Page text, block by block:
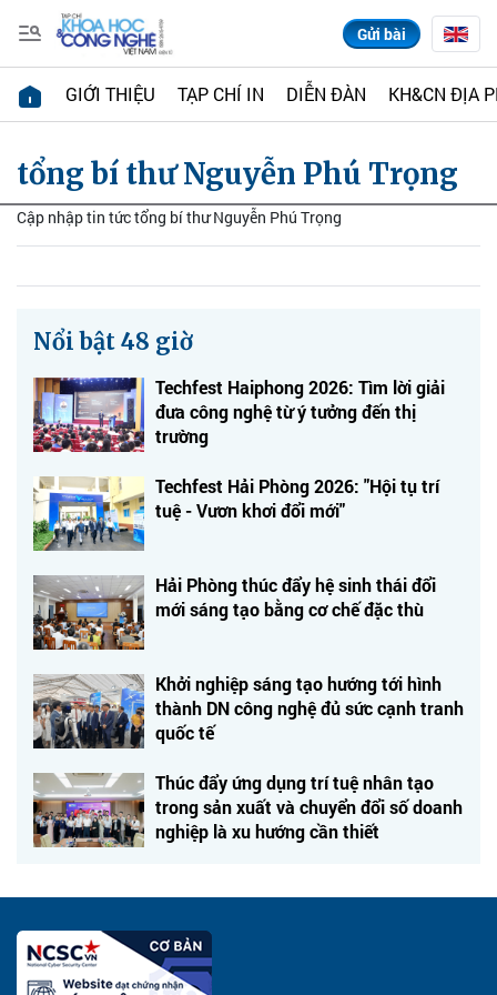
Gửi bài
GIỚI THIỆU TẠP CHÍ IN DIỄN ĐÀN KH&CN ĐỊA
tổng bí thư Nguyễn Phú Trọng
Cập nhập tin tức tổng bí thư Nguyễn Phú Trọng
Nổi bật 48 giờ
Techfest Haiphong 2026: Tìm lời giải
đưa công nghệ từ ý tưởng đến thị
trường
Techfest Hải Phòng 2026: "Hội tụ trí
tuệ - Vươn khơi đổi mới"
Hải Phòng thúc đẩy hệ sinh thái đổi
mới sáng tạo bằng cơ chế đặc thù
Khởi nghiệp sáng tạo hướng tới hình
thành DN công nghệ đủ sức cạnh tranh
quốc tế
Thúc đẩy ứng dụng trí tuệ nhân tạo
trong sản xuất và chuyển đổi số doanh
nghiệp là xu hướng cần thiết